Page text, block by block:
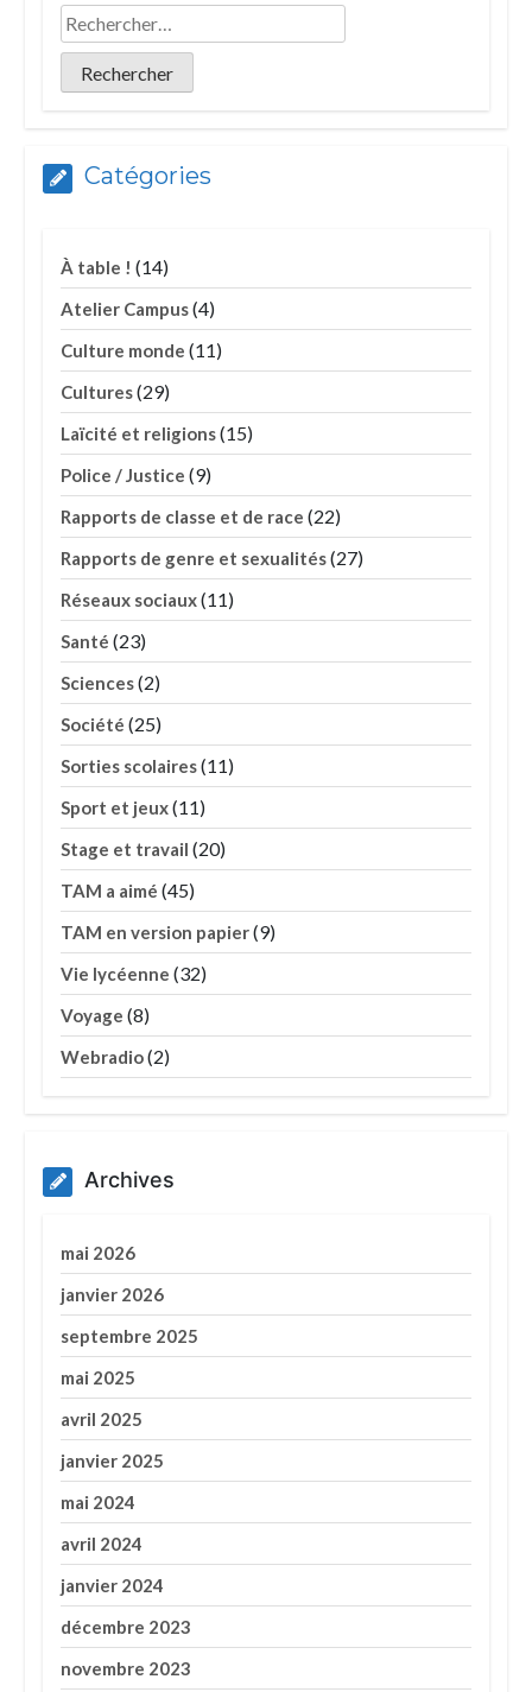
Catégories
À table ! (14)
Atelier Campus(4)
Culture monde (11)
Cultures(29)
Laïcité et religions(15)
Police / Justice (9)
Rapports de classe et de race (22)
Rapports de genre et sexualités(27)
Réseaux sociaux(11)
Santé (23)
Sciences(2)
Société (25)
Sorties scolaires(11)
Sport et jeux(11)
Stage et travail (20)
TAM a aimé (45)
TAM en version papier(9)
Vie lycéenne (32)
Voyage (8)
Webradio(2)
Archives
mai 2026
janvier 2026
septembre 2025
mai 2025
avril 2025
janvier 2025
mai 2024
avril 2024
janvier 2024
décembre 2023
novembre 2023